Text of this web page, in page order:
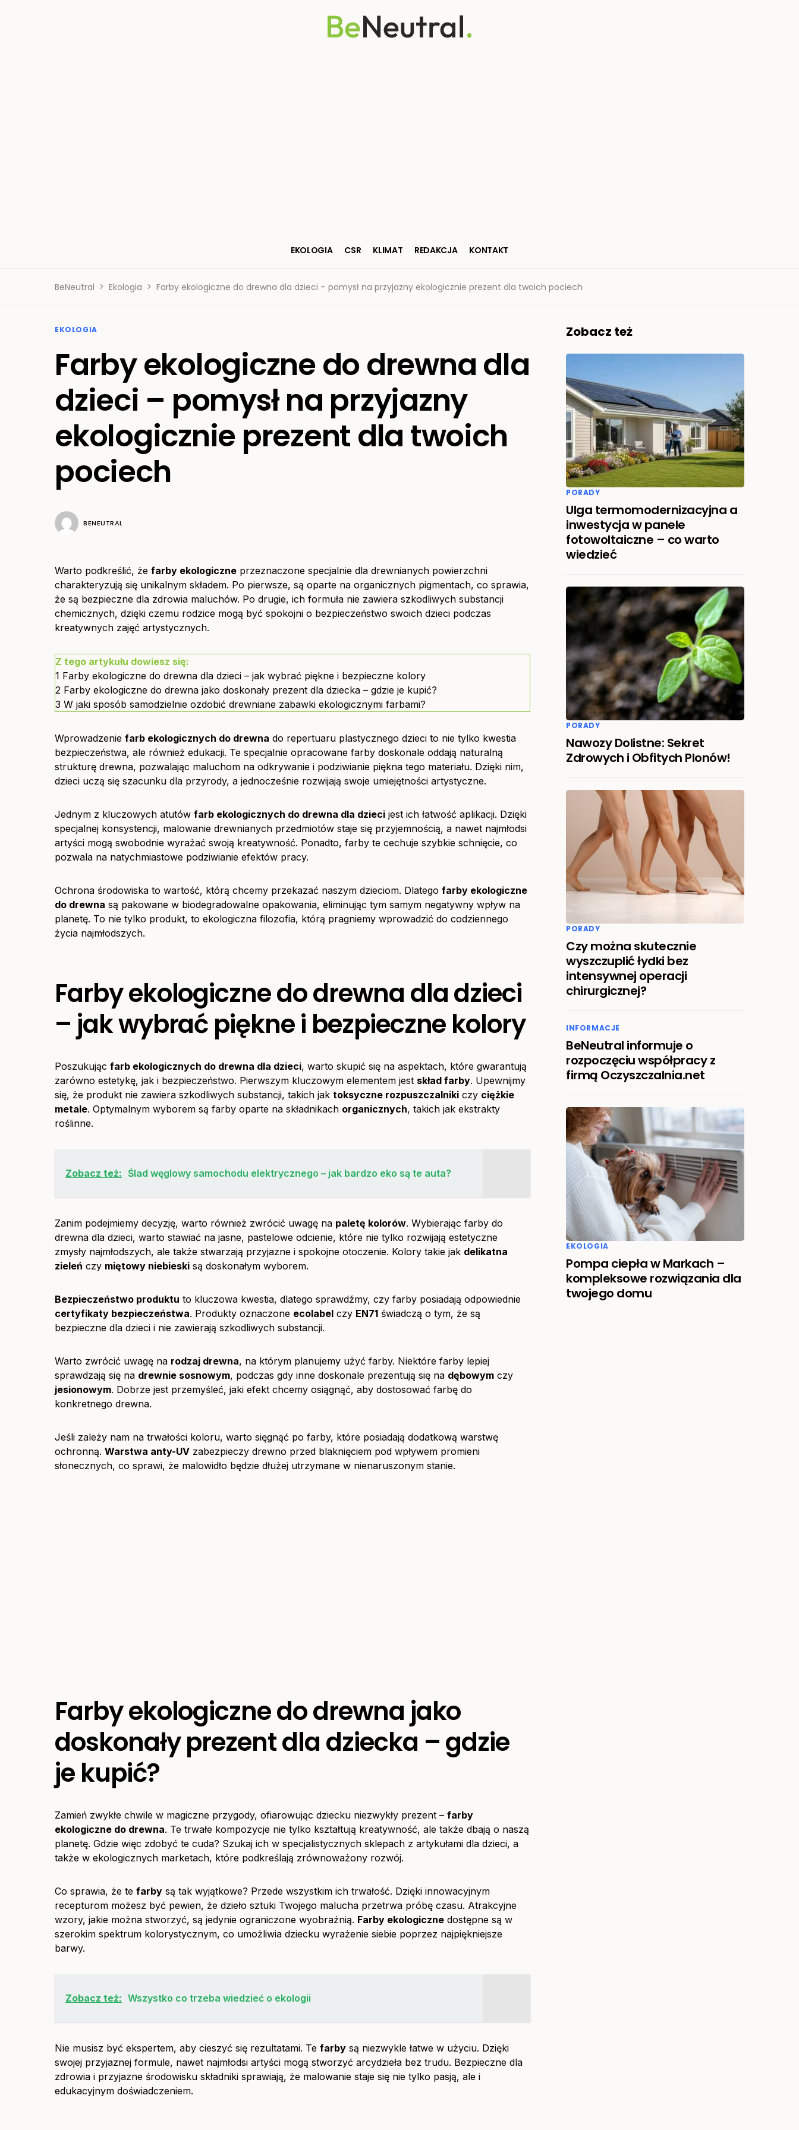
EKOLOGIA CSR KLIMAT REDAKCJA KONTAKT
BeNeutral Ekologia Farby ekologiczne do drewna dla dzieci – pomysł na przyjazny ekologicznie prezent dla twoich pociech
EKOLOGIA
Farby ekologiczne do drewna dla
dzieci – pomysł na przyjazny
ekologicznie prezent dla twoich
pociech
BENEUTRAL
Warto podkreślić, że farby ekologiczne przeznaczone specjalnie dla drewnianych powierzchni
charakteryzują się unikalnym składem. Po pierwsze, są oparte na organicznych pigmentach, co sprawia,
że są bezpieczne dla zdrowia maluchów. Po drugie, ich formuła nie zawiera szkodliwych substancji
chemicznych, dzięki czemu rodzice mogą być spokojni o bezpieczeństwo swoich dzieci podczas
kreatywnych zajęć artystycznych.
Z tego artykułu dowiesz się:
1 Farby ekologiczne do drewna dla dzieci – jak wybrać piękne i bezpieczne kolory
2 Farby ekologiczne do drewna jako doskonały prezent dla dziecka – gdzie je kupić?
3 W jaki sposób samodzielnie ozdobić drewniane zabawki ekologicznymi farbami?
Wprowadzenie farb ekologicznych do drewna do repertuaru plastycznego dzieci to nie tylko kwestia
bezpieczeństwa, ale również edukacji. Te specjalnie opracowane farby doskonale oddają naturalną
strukturę drewna, pozwalając maluchom na odkrywanie i podziwianie piękna tego materiału. Dzięki nim,
dzieci uczą się szacunku dla przyrody, a jednocześnie rozwijają swoje umiejętności artystyczne.
Jednym z kluczowych atutów farb ekologicznych do drewna dla dzieci jest ich łatwość aplikacji. Dzięki
specjalnej konsystencji, malowanie drewnianych przedmiotów staje się przyjemnością, a nawet najmłodsi
artyści mogą swobodnie wyrażać swoją kreatywność. Ponadto, farby te cechuje szybkie schnięcie, co
pozwala na natychmiastowe podziwianie efektów pracy.
Ochrona środowiska to wartość, którą chcemy przekazać naszym dzieciom. Dlatego farby ekologiczne
do drewna są pakowane w biodegradowalne opakowania, eliminując tym samym negatywny wpływ na
planetę. To nie tylko produkt, to ekologiczna filozofia, którą pragniemy wprowadzić do codziennego
życia najmłodszych.
Farby ekologiczne do drewna dla dzieci
– jak wybrać piękne i bezpieczne kolory
Poszukując farb ekologicznych do drewna dla dzieci, warto skupić się na aspektach, które gwarantują
zarówno estetykę, jak i bezpieczeństwo. Pierwszym kluczowym elementem jest skład farby. Upewnijmy
się, że produkt nie zawiera szkodliwych substancji, takich jak toksyczne rozpuszczalniki czy ciężkie
metale. Optymalnym wyborem są farby oparte na składnikach organicznych, takich jak ekstrakty
roślinne.
Zobacz też: Ślad węglowy samochodu elektrycznego – jak bardzo eko są te auta?
Zanim podejmiemy decyzję, warto również zwrócić uwagę na paletę kolorów. Wybierając farby do
drewna dla dzieci, warto stawiać na jasne, pastelowe odcienie, które nie tylko rozwijają estetyczne
zmysły najmłodszych, ale także stwarzają przyjazne i spokojne otoczenie. Kolory takie jak delikatna
zieleń czy miętowy niebieski są doskonałym wyborem.
Bezpieczeństwo produktu to kluczowa kwestia, dlatego sprawdźmy, czy farby posiadają odpowiednie
certyfikaty bezpieczeństwa. Produkty oznaczone ecolabel czy EN71 świadczą o tym, że są
bezpieczne dla dzieci i nie zawierają szkodliwych substancji.
Warto zwrócić uwagę na rodzaj drewna, na którym planujemy użyć farby. Niektóre farby lepiej
sprawdzają się na drewnie sosnowym, podczas gdy inne doskonale prezentują się na dębowym czy
jesionowym. Dobrze jest przemyśleć, jaki efekt chcemy osiągnąć, aby dostosować farbę do
konkretnego drewna.
Jeśli zależy nam na trwałości koloru, warto sięgnąć po farby, które posiadają dodatkową warstwę
ochronną. Warstwa anty-UV zabezpieczy drewno przed blaknięciem pod wpływem promieni
słonecznych, co sprawi, że malowidło będzie dłużej utrzymane w nienaruszonym stanie.
Farby ekologiczne do drewna jako
doskonały prezent dla dziecka – gdzie
je kupić?
Zamień zwykłe chwile w magiczne przygody, ofiarowując dziecku niezwykły prezent – farby
ekologiczne do drewna. Te trwałe kompozycje nie tylko kształtują kreatywność, ale także dbają o naszą
planetę. Gdzie więc zdobyć te cuda? Szukaj ich w specjalistycznych sklepach z artykułami dla dzieci, a
także w ekologicznych marketach, które podkreślają zrównoważony rozwój.
Co sprawia, że te farby są tak wyjątkowe? Przede wszystkim ich trwałość. Dzięki innowacyjnym
recepturom możesz być pewien, że dzieło sztuki Twojego malucha przetrwa próbę czasu. Atrakcyjne
wzory, jakie można stworzyć, są jedynie ograniczone wyobraźnią. Farby ekologiczne dostępne są w
szerokim spektrum kolorystycznym, co umożliwia dziecku wyrażenie siebie poprzez najpiękniejsze
barwy.
Zobacz też: Wszystko co trzeba wiedzieć o ekologii
Nie musisz być ekspertem, aby cieszyć się rezultatami. Te farby są niezwykle łatwe w użyciu. Dzięki
swojej przyjaznej formule, nawet najmłodsi artyści mogą stworzyć arcydzieła bez trudu. Bezpieczne dla
zdrowia i przyjazne środowisku składniki sprawiają, że malowanie staje się nie tylko pasją, ale i
edukacyjnym doświadczeniem.
Zobacz też
PORADY
Ulga termomodernizacyjna a
inwestycja w panele
fotowoltaiczne – co warto
wiedzieć
PORADY
Nawozy Dolistne: Sekret
Zdrowych i Obfitych Plonów!
PORADY
Czy można skutecznie
wyszczuplić łydki bez
intensywnej operacji
chirurgicznej?
INFORMACJE
BeNeutral informuje o
rozpoczęciu współpracy z
firmą Oczyszczalnia.net
EKOLOGIA
Pompa ciepła w Markach –
kompleksowe rozwiązania dla
twojego domu